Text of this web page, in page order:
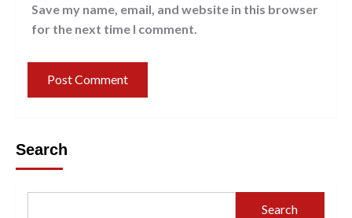
Save my name, email, and website in this browser
for the next time I comment.
Search
Search